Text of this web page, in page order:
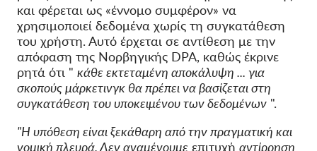
και φέρεται ως «έννομο συμφέρον» να
χρησιμοποιεί δεδομένα χωρίς τη συγκατάθεση
του χρήστη. Αυτό έρχεται σε αντίθεση με την
απόφαση της Νορβηγικής DPA, καθώς έκρινε
ρητά ότι " κάθε εκτεταμένη αποκάλυψη ... για
σκοπούς μάρκετινγκ θα πρέπει να βασίζεται στη
συγκατάθεση του υποκειμένου των δεδομένων ".
"Η υπόθεση είναι ξεκάθαρη από την πραγματική και
νομική πλευρά. Δεν αναμένουμε επιτυχή αντίρρηση